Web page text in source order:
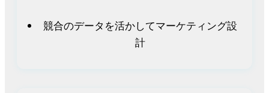
競合のデータを活かしてマーケティング設
計